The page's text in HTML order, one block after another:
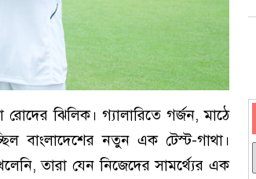
ঝিলিক। গ্যালারিতে গর্জন, মাঠে
বাংলাদেশের নতুন এক টেস্ট-গাথা।
তারা যেন নিজেদের সামর্থ্যের এক